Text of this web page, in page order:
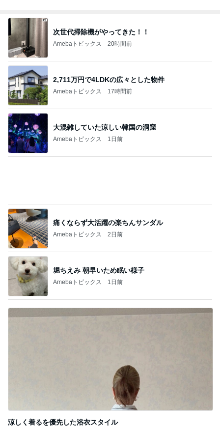
次世代掃除機がやってきた！！
Amebaトピックス 20時間前
2,711万円で4LDKの広々とした物件
Amebaトピックス 17時間前
大混雑していた涼しい韓国の洞窟
Amebaトピックス 1日前
痛くならず大活躍の楽ちんサンダル
Amebaトピックス 2日前
堀ちえみ 朝早いため眠い様子
Amebaトピックス 1日前
涼しく着るを優先した浴衣スタイル